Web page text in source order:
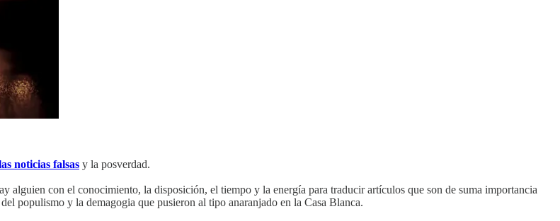
noticias falsas y la posverdad.
alguien con el conocimiento, la disposición, el tiempo y la energía para traducir artículos que son de suma importancia
populismo y la demagogia que pusieron al tipo anaranjado en la Casa Blanca.